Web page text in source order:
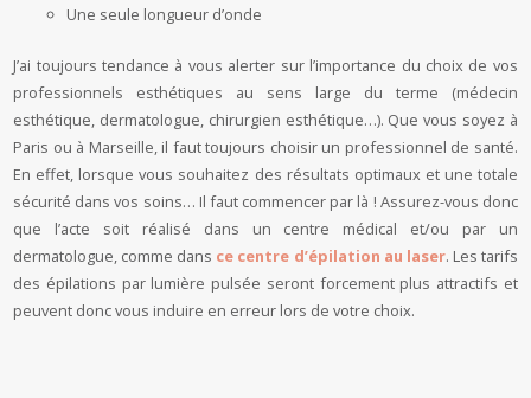
Une seule longueur d’onde
J’ai toujours tendance à vous alerter sur l’importance du choix de vos
professionnels esthétiques au sens large du terme (médecin
esthétique, dermatologue, chirurgien esthétique…). Que vous soyez à
Paris ou à Marseille, il faut toujours choisir un professionnel de santé.
En effet, lorsque vous souhaitez des résultats optimaux et une totale
sécurité dans vos soins… Il faut commencer par là ! Assurez-vous donc
que l’acte soit réalisé dans un centre médical et/ou par un
dermatologue, comme dans ce centre d’épilation au laser. Les tarifs
des épilations par lumière pulsée seront forcement plus attractifs et
peuvent donc vous induire en erreur lors de votre choix.